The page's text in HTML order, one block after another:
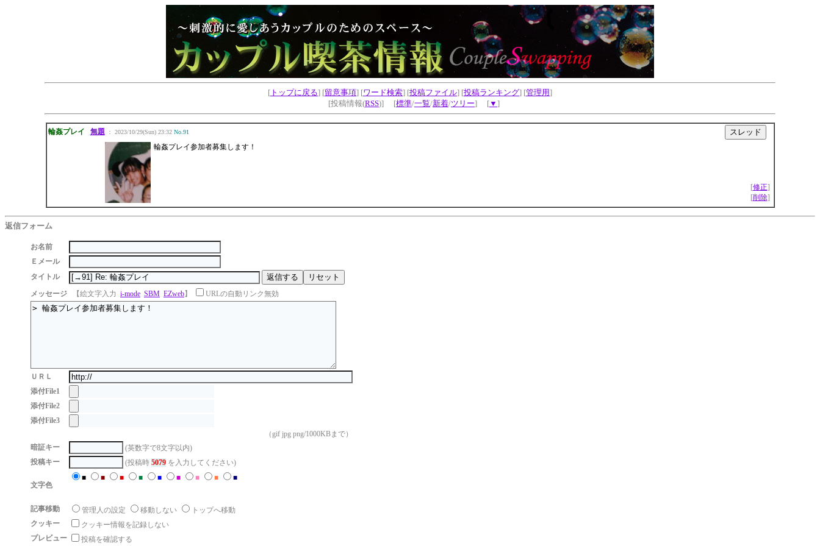
[ トップに戻る] [留意事項] [ワード検索] [投稿ファイル] [投稿ランキング] [管理用]
[投稿情報(RSS)] [標準/一覧/新着/ツリー] [▼ ]
輪姦プレイ 無題 ： 2023/10/29(Sun) 23:32 No.91
輪姦プレイ参加者募集します！
[修正]
[削除]
返信フォーム
お名前
Ｅメール
タイトル
メッセージ
【絵文字入力 i-mode SBM EZweb】 URLの自動リンク無効
ＵＲＬ
添付File1
添付File2
添付File3
（gif jpg png/1000KBまで）
暗証キー
(英数字で8文字以内)
投稿キー
(投稿時 5079 を入力してください)
文字色
■ ■ ■ ■ ■ ■ ■ ■ ■
記事移動 管理人の設定 移動しない
トップへ移動
クッキー
クッキー情報を記録しない
プレビュー
投稿を確認する